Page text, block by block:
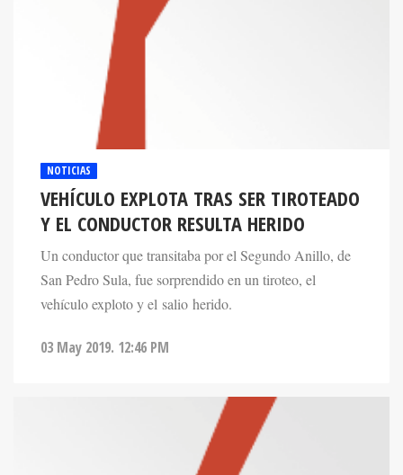
NOTICIAS
VEHÍCULO EXPLOTA TRAS SER TIROTEADO
Y EL CONDUCTOR RESULTA HERIDO
Un conductor que transitaba por el Segundo Anillo, de
San Pedro Sula, fue sorprendido en un tiroteo, el
vehículo exploto y el salio herido.
03 May 2019. 12:46 PM